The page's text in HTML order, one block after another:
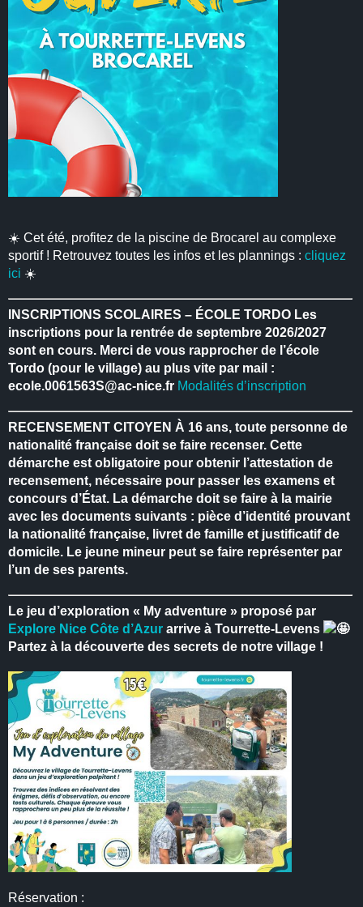
☀️ Cet été, profitez de la piscine de Brocarel au complexe
sportif ! Retrouvez toutes les infos et les plannings :cliquez
ici ☀️
INSCRIPTIONS SCOLAIRES – ÉCOLE TORDO Les
inscriptions pour la rentrée de septembre 2026/2027
sont en cours. Merci de vous rapprocher de l’école
Tordo (pour le village) au plus vite par mail :
ecole.0061563S@ac-nice.fr Modalités d’inscription
RECENSEMENT CITOYEN À 16 ans, toute personne de
nationalité française doit se faire recenser. Cette
démarche est obligatoire pour obtenir l’attestation de
recensement, nécessaire pour passer les examens et
concours d’État. La démarche doit se faire à la mairie
avec les documents suivants : pièce d’identité prouvant
la nationalité française, livret de famille et justificatif de
domicile. Le jeune mineur peut se faire représenter par
l’un de ses parents.
Le jeu d’exploration « My adventure » proposé par
Explore Nice Côte d’Azur arrive à Tourrette-Levens
Partez à la découverte des secrets de notre village !
Réservation :